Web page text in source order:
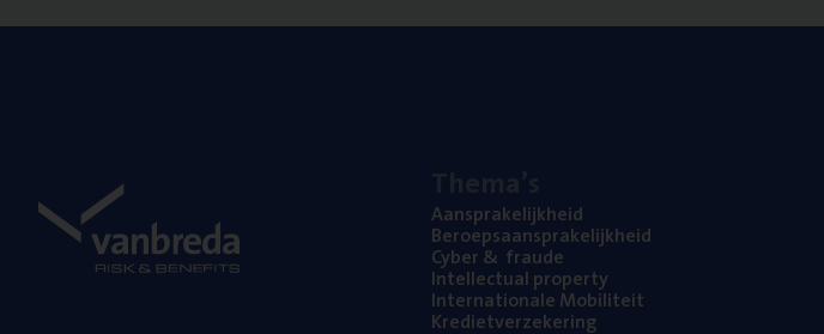
Aan­spra­ke­lijk­heid
Beroeps­aan­spra­ke­lijk­heid
Cyber& fraude
Intel­lec­tu­al property
Inter­na­ti­o­na­le Mobiliteit
Kre­diet­ver­ze­ke­ring